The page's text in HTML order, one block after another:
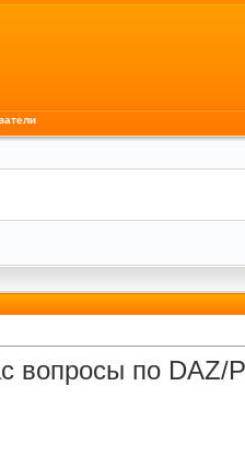
вопросы по DAZ/